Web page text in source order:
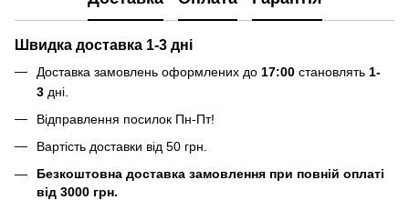
Швидка доставка 1-3 дні
Доставка замовлень оформлених до 17:00 становлять 1-
3 дні.
Відправлення посилок Пн-Пт!
Вартість доставки від 50 грн.
Безкоштовна доставка замовлення при повній оплаті
від 3000 грн.